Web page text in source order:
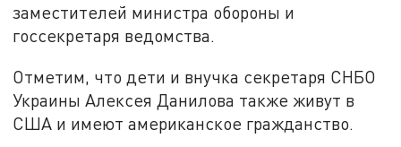
заместителей министра обороны и
госсекретаря ведомства.
Отметим, что дети и внучка секретаря СНБО
Украины Алексея Данилова также живут в
США и имеют американское гражданство.